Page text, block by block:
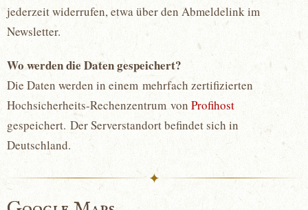
jederzeit widerrufen, etwa über den Abmeldelink im
Newsletter.
Wo werden die Daten gespeichert?
Die Daten werden in einem mehrfach zertifizierten
Hochsicherheits-Rechenzentrum von Profihost
gespeichert. Der Serverstandort befindet sich in
Deutschland.
✦